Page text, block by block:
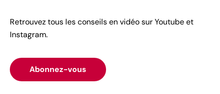
Retrouvez tous les conseils en vidéo sur Youtube et
Instagram.
Abonnez-vous